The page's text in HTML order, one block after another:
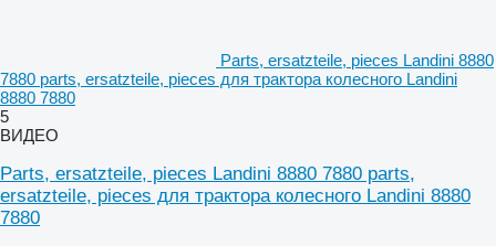
Parts, ersatzteile, pieces Landini 8880
7880 parts, ersatzteile, pieces для трактора колесного Landini
8880 7880
5
ВИДЕО
Parts, ersatzteile, pieces Landini 8880 7880 parts,
ersatzteile, pieces для трактора колесного Landini 8880
7880